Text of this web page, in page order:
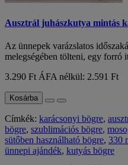
Ausztrál juhászkutya mintás
Az ünnepek varázslatos
melegségében tölteni, egy forró
3.290 FtÁFA nélkül: 2.591 Ft
Kosárba
Címkék: karácsonyi bögre,
bögre, szublimációs bögre,
sütőben használható bögre, 330
ünnepi ajándék, kutyás bögre